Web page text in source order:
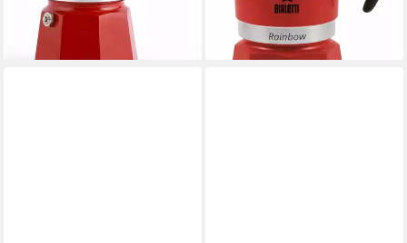
lieferbar - in 2-3 Werktagen bei dir lieferbar - in 3-4 Werktagen bei dir